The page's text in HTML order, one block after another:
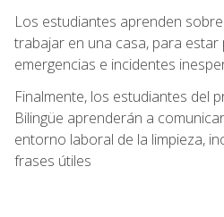
Los estudiantes aprenden
trabajar en una casa, para
emergencias e incidentes
Finalmente, los estudiantes del
Bilingüe aprenderán a
entorno laboral de la limpieza,
frases útiles